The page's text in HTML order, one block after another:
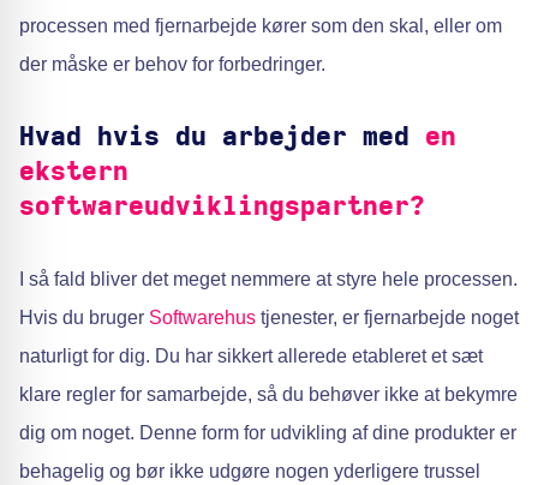
processen med fjernarbejde kører som den skal, eller om
der måske er behov for forbedringer.
Hvad hvis du arbejder med en
ekstern
softwareudviklingspartner?
I så fald bliver det meget nemmere at styre hele processen.
Hvis du bruger Softwarehus tjenester, er fjernarbejde noget
naturligt for dig. Du har sikkert allerede etableret et sæt
klare regler for samarbejde, så du behøver ikke at bekymre
dig om noget. Denne form for udvikling af dine produkter er
behagelig og bør ikke udgøre nogen yderligere trussel